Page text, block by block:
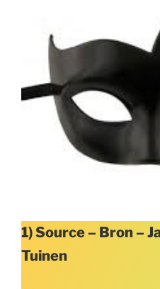
1) Source – Bron –
Tuinen